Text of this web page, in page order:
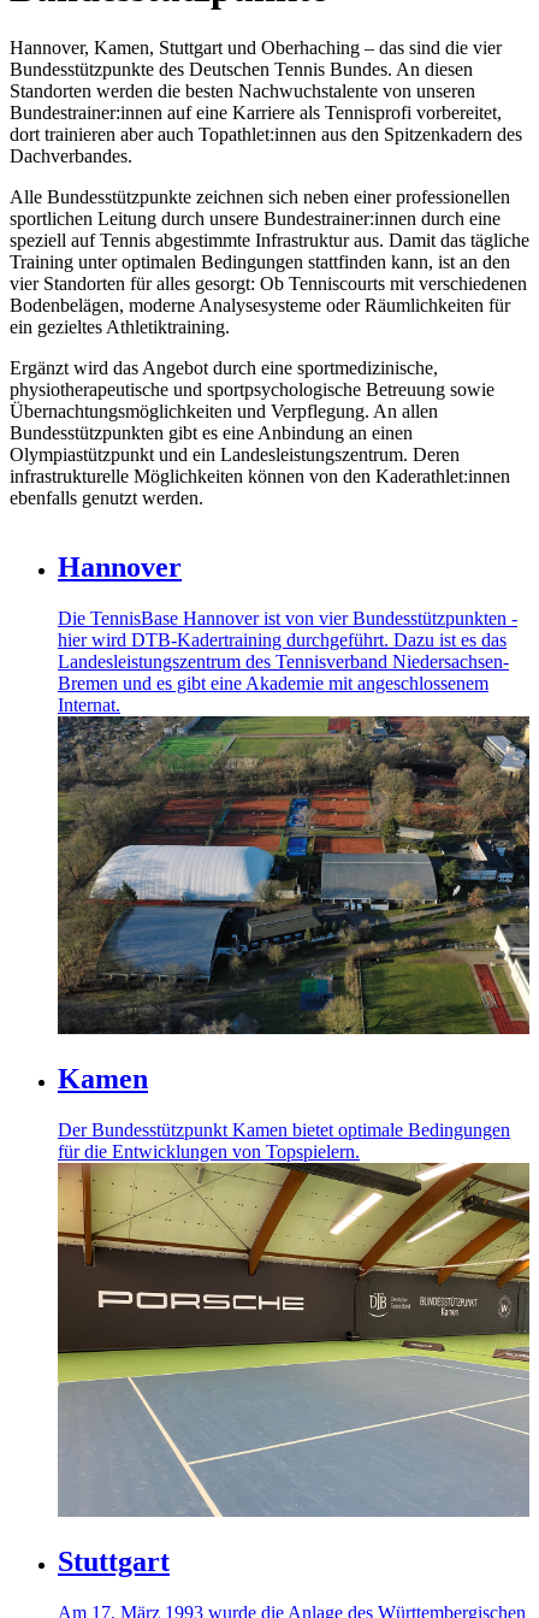
Hannover, Kamen, Stuttgart und Oberhaching – das sind die vier
Bundesstützpunkte des Deutschen Tennis Bundes. An diesen
Standorten werden die besten Nachwuchstalente von unseren
Bundestrainer:innen auf eine Karriere als Tennisprofi vorbereitet,
dort trainieren aber auch Topathlet:innen aus den Spitzenkadern des
Dachverbandes.
Alle Bundesstützpunkte zeichnen sich neben einer professionellen
sportlichen Leitung durch unsere Bundestrainer:innen durch eine
speziell auf Tennis abgestimmte Infrastruktur aus. Damit das tägliche
Training unter optimalen Bedingungen stattfinden kann, ist an den
vier Standorten für alles gesorgt: Ob Tenniscourts mit verschiedenen
Bodenbelägen, moderne Analysesysteme oder Räumlichkeiten für
ein gezieltes Athletiktraining.
Ergänzt wird das Angebot durch eine sportmedizinische,
physiotherapeutische und sportpsychologische Betreuung sowie
Übernachtungsmöglichkeiten und Verpflegung. An allen
Bundesstützpunkten gibt es eine Anbindung an einen
Olympiastützpunkt und ein Landesleistungszentrum. Deren
infrastrukturelle Möglichkeiten können von den Kaderathlet:innen
ebenfalls genutzt werden.
Hannover
Die TennisBase Hannover ist von vier Bundesstützpunkten -
hier wird DTB-Kadertraining durchgeführt. Dazu ist es das
Landesleistungszentrum des Tennisverband Niedersachsen-
Bremen und es gibt eine Akademie mit angeschlossenem
Internat.
Kamen
Der Bundesstützpunkt Kamen bietet optimale Bedingungen
für die Entwicklungen von Topspielern.
Stuttgart
Am 17. März 1993 wurde die Anlage des Württembergischen